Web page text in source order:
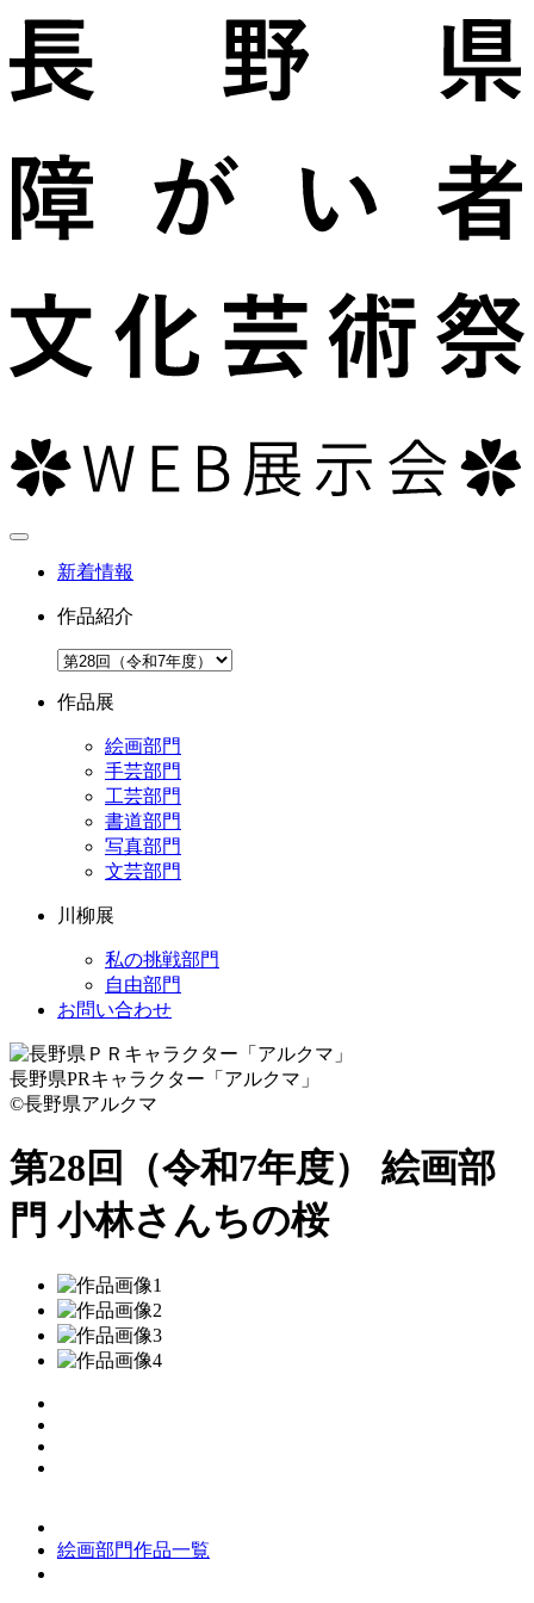
新着情報
作品紹介
作品展
絵画部門
手芸部門
工芸部門
書道部門
写真部門
文芸部門
川柳展
私の挑戦部門
自由部門
お問い合わせ
長野県PRキャラクター「アルクマ」
©長野県アルクマ
第28回（令和7年度） 絵画部
門 小林さんちの桜
絵画部門作品一覧